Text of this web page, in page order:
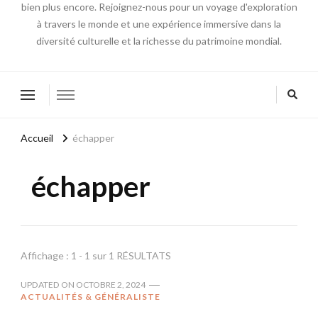
bien plus encore. Rejoignez-nous pour un voyage d'exploration
à travers le monde et une expérience immersive dans la
diversité culturelle et la richesse du patrimoine mondial.
Accueil échapper
échapper
Affichage : 1 - 1 sur 1 RÉSULTATS
UPDATED ON OCTOBRE 2, 2024
ACTUALITÉS & GÉNÉRALISTE